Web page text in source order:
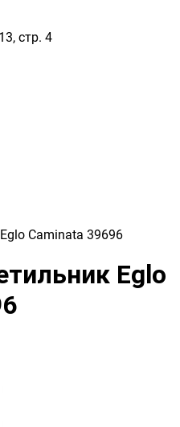
стр. 4
Caminata 39696
Eglo